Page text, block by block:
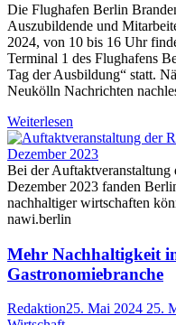
Die Flughafen Berlin
Auszubildende und
2024, von 10 bis 16 Uhr
Terminal 1 des Flughafens
Tag der Ausbildung“ statt.
Neukölln Nachrichten
Weiterlesen
Bei der
Dezember 2023 fanden
nachhaltiger wirtschaften
nawi.berlin
Mehr Nachhaltigkeit
Gastronomiebranche
Redaktion25. Mai 2024 25.